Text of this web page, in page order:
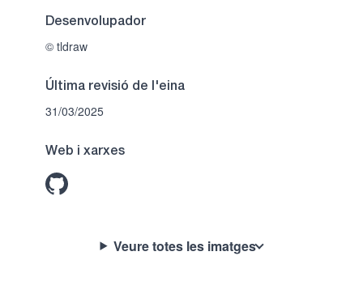
Desenvolupador
© tldraw
Última revisió de l'eina
31/03/2025
Web i xarxes
Veure totes les imatges